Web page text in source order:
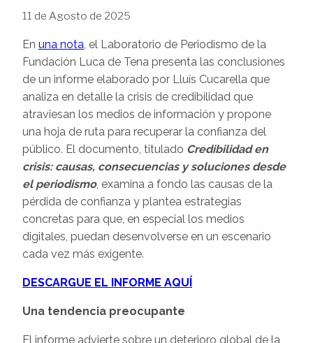
11 de Agosto de 2025
En una nota , el Laboratorio de Periodismo de la
Fundación Luca de Tena presenta las conclusiones
de un informe elaborado por Lluís Cucarella que
analiza en detalle la crisis de credibilidad que
atraviesan los medios de información y propone
una hoja de ruta para recuperar la confianza del
público. El documento, titulado Credibilidad en
crisis: causas, consecuencias y soluciones desde
el periodismo, examina a fondo las causas de la
pérdida de confianza y plantea estrategias
concretas para que, en especial los medios
digitales, puedan desenvolverse en un escenario
cada vez más exigente.
DESCARGUE EL INFORME AQUÍ
Una tendencia preocupante
El informe advierte sobre un deterioro global de la